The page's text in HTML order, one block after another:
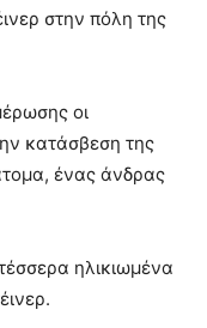
στην πόλη της
οι
κατάσβεση της
ένας άνδρας
τέσσερα ηλικιωμένα